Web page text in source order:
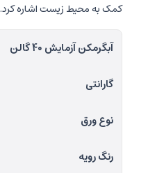
کمک به محیط زیست اشاره کرد.
آبگرمکن آزمایش 40 گالن
گارانتی
نوع ورق
رنگ رویه